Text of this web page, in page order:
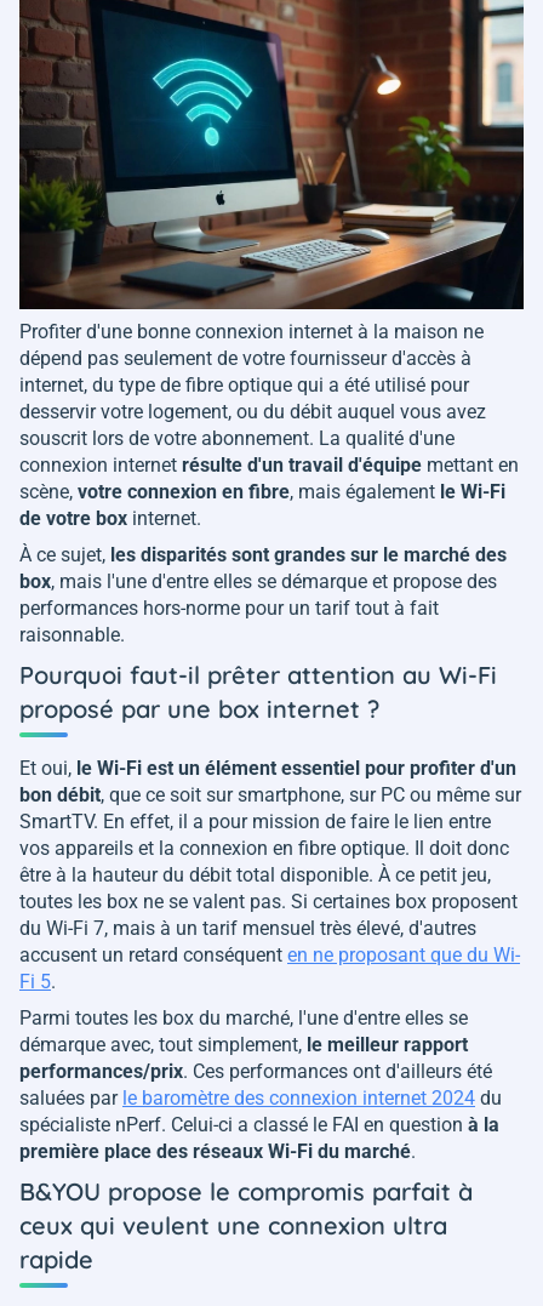
Profiter d'une bonne connexion internet à la maison ne
dépend pas seulement de votre fournisseur d'accès à
internet, du type de fibre optique qui a été utilisé pour
desservir votre logement, ou du débit auquel vous avez
souscrit lors de votre abonnement. La qualité d'une
connexion internet résulte d'un travail d'équipe mettant en
scène, votre connexion en fibre, mais également le Wi-Fi
de votre box internet.
À ce sujet, les disparités sont grandes sur le marché des
box, mais l'une d'entre elles se démarque et propose des
performances hors-norme pour un tarif tout à fait
raisonnable.
Pourquoi faut-il prêter attention au Wi-Fi
proposé par une box internet ?
Et oui, le Wi-Fi est un élément essentiel pour profiter d'un
bon débit, que ce soit sur smartphone, sur PC ou même sur
SmartTV. En effet, il a pour mission de faire le lien entre
vos appareils et la connexion en fibre optique. Il doit donc
être à la hauteur du débit total disponible. À ce petit jeu,
toutes les box ne se valent pas. Si certaines box proposent
du Wi-Fi 7, mais à un tarif mensuel très élevé, d'autres
accusent un retard conséquent en ne proposant que du Wi-
Fi 5.
Parmi toutes les box du marché, l'une d'entre elles se
démarque avec, tout simplement, le meilleur rapport
performances/prix. Ces performances ont d'ailleurs été
saluées par le baromètre des connexion internet 2024 du
spécialiste nPerf. Celui-ci a classé le FAI en question à la
première place des réseaux Wi-Fi du marché.
B&YOU propose le compromis parfait à
ceux qui veulent une connexion ultra
rapide